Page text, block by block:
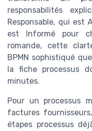
responsabilités
Responsable, qui est
est Informé pour
romande, cette
BPMN sophistiqué
la fiche processus
minutes.
Pour un processus
factures
étapes processus